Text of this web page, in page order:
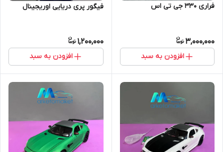
فراری ۳۳۰ جی تی اس
3,000,000
افزودن به سبد
فیگور پری دریایی اوریجینال
1,200,000
افزودن به سبد